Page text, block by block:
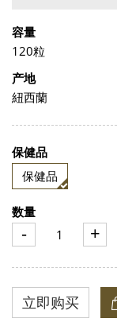
容量
120粒
产地
紐西蘭
保健品
保健品
数量
- +